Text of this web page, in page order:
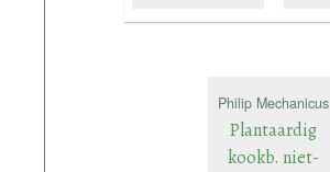
Philip Mechanicus
Plantaardig
kookb. niet-